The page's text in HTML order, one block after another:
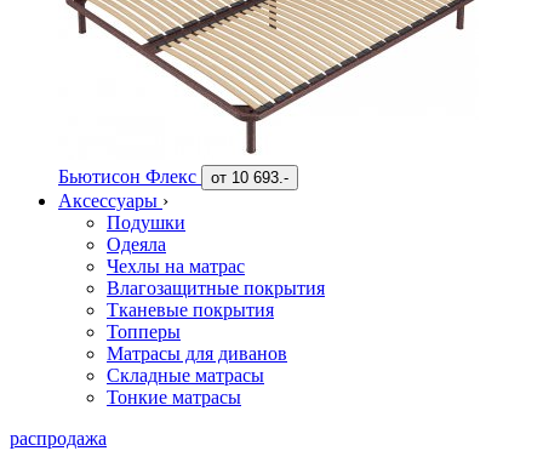
Бьютисон Флекс от 10 693.-
Аксессуары ›
Подушки
Одеяла
Чехлы на матрас
Влагозащитные покрытия
Тканевые покрытия
Топперы
Матрасы для диванов
Складные матрасы
Тонкие матрасы
распродажа